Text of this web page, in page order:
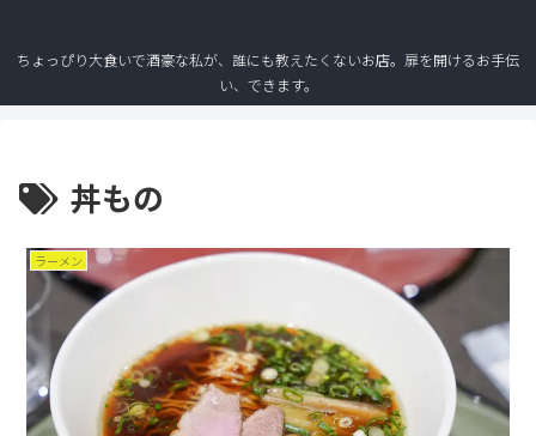
ちょっぴり大食いで酒豪な私が、誰にも教えたくないお店。扉を開けるお手伝
い、できます。
丼もの
ラーメン